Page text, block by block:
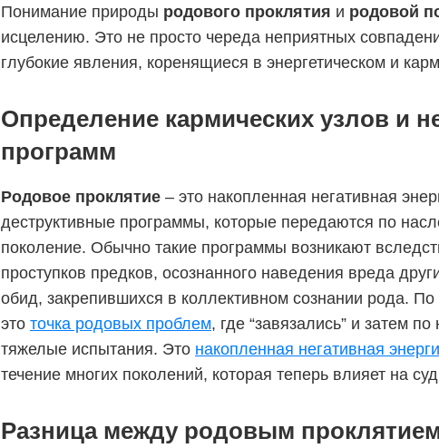
Понимание природы родового проклятия и родовой
исцелению. Это не просто череда неприятных
глубокие явления, коренящиеся в энергетическом и
Определение кармических узлов и
программ
Родовое проклятие – это накопленная негативная
деструктивные программы, которые передаются по
поколение. Обычно такие программы возникают
проступков предков, осознанного наведения вреда
обид, закрепившихся в коллективном сознании рода.
это точка родовых проблем, где “завязались” и затем
тяжелые испытания. Это накопленная негативная
течение многих поколений, которая теперь влияет на
Разница между родовым